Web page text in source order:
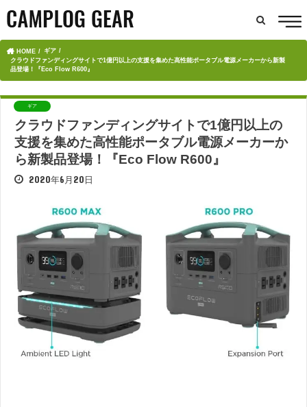
HOME
ギア
クラウドファンディングサイトで1億円以上の支援を集めた高性能ポータブル電源メーカーから新製
品登場！『Eco Flow R600』
ギア
クラウドファンディングサイトで1億円以上の
支援を集めた高性能ポータブル電源メーカーか
ら新製品登場！『Eco Flow R600』
2020年6月20日